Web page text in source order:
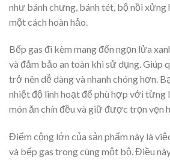
như bánh chưng, bánh tét, bộ nồi xửng
một cách hoàn hảo.
Bếp gas đi kèm mang đến ngọn lửa
và đảm bảo an toàn khi sử dụng. Giúp
trở nên dễ dàng và nhanh chóng hơn.
nhiệt độ linh hoạt để phù hợp với từng
món ăn chín đều và giữ được trọn vẹn
Điểm cộng lớn của sản phẩm này là
và bếp gas trong cùng một bộ. Điều